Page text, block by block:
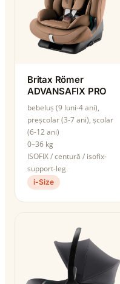
Britax Römer
ADVANSAFIX PRO
bebeluș (9 luni-4 ani),
preșcolar (3-7 ani), școlar
(6-12 ani)
0–36 kg
ISOFIX / centură / isofix-
support-leg
i-Size